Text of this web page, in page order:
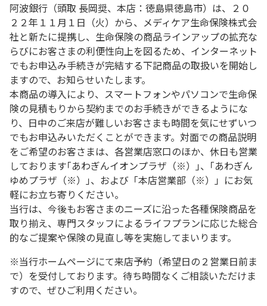
阿波銀行（頭取 長岡奨、本店：徳島県徳島市）は、２０
２２年１１月１日（火）から、メディケア生命保険株式会
社と新たに提携し、生命保険の商品ラインアップの拡充な
らびにお客さまの利便性向上を図るため、インターネット
でもお申込み手続きが完結する下記商品の取扱いを開始し
ますので、お知らせいたします。
本商品の導入により、スマートフォンやパソコンで生命保
険の見積もりから契約までのお手続きができるようにな
り、日中のご来店が難しいお客さまも時間を気にせずいつ
でもお申込みいただくことができます。対面での商品説明
をご希望のお客さまは、各営業店窓口のほか、休日も営業
しております｢あわぎんイオンプラザ（※）｣、｢あわぎん
ゆめプラザ（※）｣、および「本店営業部（※）」にお気
軽にお立ち寄りください。
当行は、今後もお客さまのニーズに沿った各種保険商品を
取り揃え、専門スタッフによるライフプランに応じた総合
的なご提案や保険の見直し等を実施してまいります。
※当行ホームページにて来店予約（希望日の２営業日前ま
で）を受付しております。待ち時間なくご相談いただけま
すので、ぜひご利用ください。